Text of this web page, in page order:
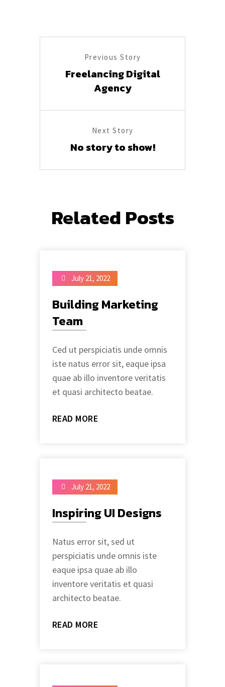
Previous Story
Freelancing Digital
Agency
Next Story
No story to show!
Related Posts
July 21, 2022
Building Marketing
Team
Ced ut perspiciatis unde omnis
iste natus error sit, eaque ipsa
quae ab illo inventore veritatis
et quasi architecto beatae.
READ MORE
July 21, 2022
Inspiring UI Designs
Natus error sit, sed ut
perspiciatis unde omnis iste
eaque ipsa quae ab illo
inventore veritatis et quasi
architecto beatae.
READ MORE